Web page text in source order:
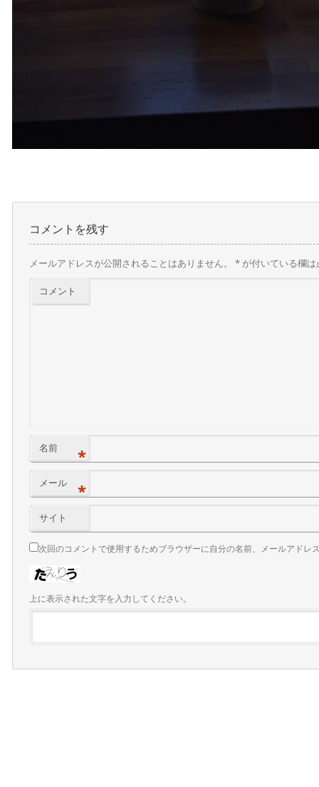
コメントを残す
メールアドレスが公開されることはありません。 *が付いている欄は
コメント
名前 *
メール *
サイト
次回のコメントで使用するためブラウザーに自分の名前、メールアドレ
上に表示された文字を入力してください。